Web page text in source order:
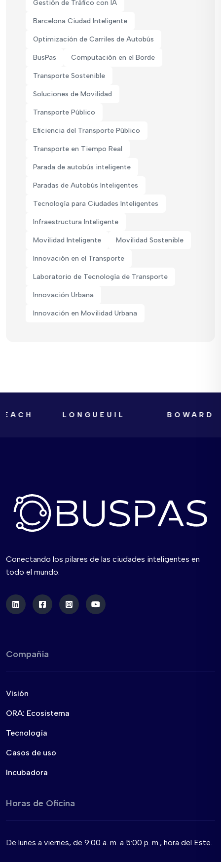
Gestión de Tráfico con IA
Barcelona Ciudad Inteligente
Optimización de Carriles de Autobús
BusPas Computación en el Borde
Transporte Sostenible
Soluciones de Movilidad
Transporte Público
Eficiencia del Transporte Público
Transporte en Tiempo Real
Parada de autobús inteligente
Paradas de Autobús Inteligentes
Tecnología para Ciudades Inteligentes
Infraestructura Inteligente
Movilidad Inteligente Movilidad Sostenible
Innovación en el Transporte
Laboratorio de Tecnología de Transporte
Innovación Urbana
Innovación en Movilidad Urbana
LONGUEUIL BOWARD
Conectando los pilares de las ciudades inteligentes en
todo el mundo.
Compañía
Visión
ORA: Ecosistema
Tecnología
Casos de uso
Incubadora
Horas de Oficina
De lunes a viernes, de 9:00 a. m. a 5:00 p. m., hora del Este.